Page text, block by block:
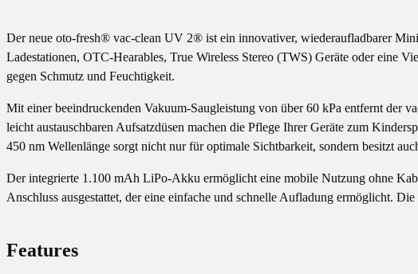
Der neue oto-fresh® vac-clean UV 2® ist ein innovativer, wiederaufladbarer
Ladestationen, OTC-Hearables, True Wireless Stereo (TWS) Geräte oder eine
gegen Schmutz und Feuchtigkeit.
Mit einer beeindruckenden Vakuum-Saugleistung von über 60 kPa entfernt der
leicht austauschbaren Aufsatzdüsen machen die Pflege Ihrer Geräte zum
450 nm Wellenlänge sorgt nicht nur für optimale Sichtbarkeit, sondern besitzt
Der integrierte 1.100 mAh LiPo-Akku ermöglicht eine mobile Nutzung ohne
Anschluss ausgestattet, der eine einfache und schnelle Aufladung ermöglicht.
Features